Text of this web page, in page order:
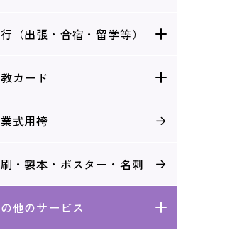
（出張・合宿・留学等）
カード
式用袴
・製本・ ポスター・名刺
他のサービス